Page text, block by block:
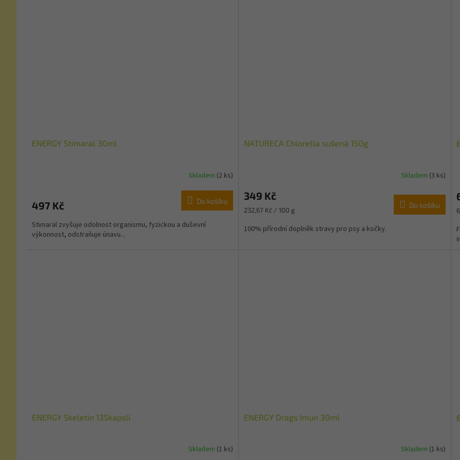
ENERGY Stimaral 30ml
Skladem (2 ks)
497 Kč Do košíku
Stimaral zvyšuje odolnost organismu, fyzickou a duševní
výkonnost, odstraňuje únavu...
NATURECA Chlorella sušená 150g
Skladem (3 ks)
349 Kč
Měrná
232,67 Kč / 100 g
Do košíku
100% přírodní doplněk stravy pro psy a kočky.
ENERGY Skeletin 135kapslí
Skladem (1 ks)
ENERGY Drags Imun 30ml
Skladem (1 ks)